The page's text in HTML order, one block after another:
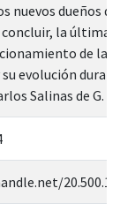
nuevos dueños
concluir, la última
de la
evolución
Salinas de G.